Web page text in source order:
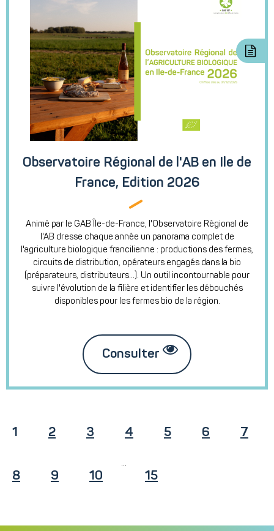
Observatoire Régional de l'AB en Ile de
France, Edition 2026
Animé par le GAB Île-de-France, l'Observatoire Régional de
l'AB dresse chaque année un panorama complet de
l'agriculture biologique francilienne : productions des fermes,
circuits de distribution, opérateurs engagés dans la bio
(préparateurs, distributeurs…). Un outil incontournable pour
suivre l'évolution de la filière et identifier les débouchés
disponibles pour les fermes bio de la région.
Consulter
1 2 3 4 5 6 7
8 9 10
...
15